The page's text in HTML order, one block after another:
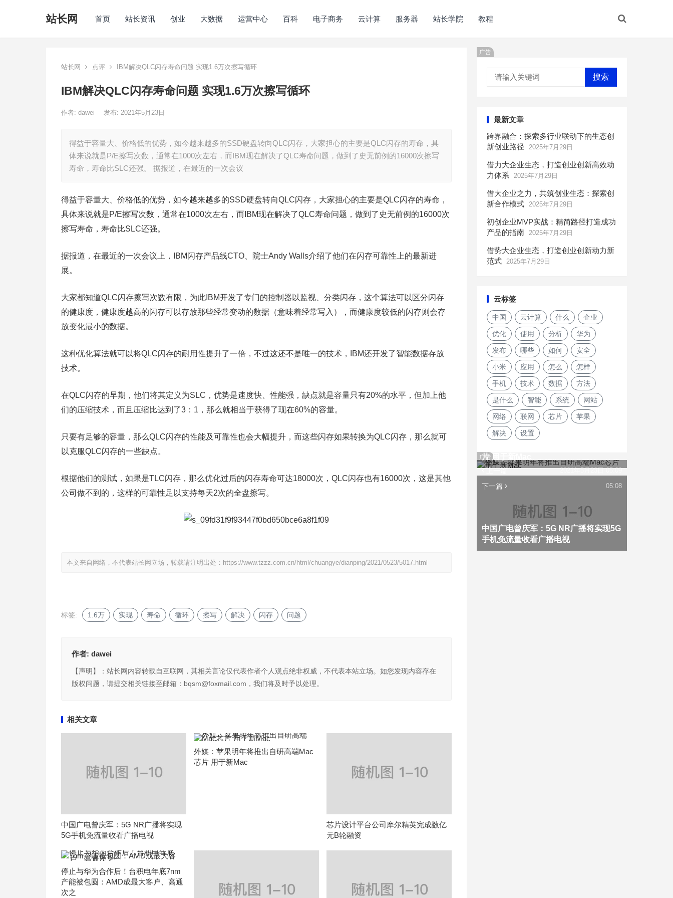
站长网 首页 站长资讯 创业 大数据 运营中心 百科 电子商务 云计算 服务器 站长学院 教程
站长网 点评 IBM解决QLC闪存寿命问题 实现1.6万次擦写循环
IBM解决QLC闪存寿命问题 实现1.6万次擦写循环
作者: dawei 发布: 2021年5月23日
得益于容量大、价格低的优势，如今越来越多的SSD硬盘转向QLC闪存，大家担心的主要是QLC闪存的寿命，具
体来说就是P/E擦写次数，通常在1000次左右，而IBM现在解决了QLC寿命问题，做到了史无前例的16000次擦写
寿命，寿命比SLC还强。 据报道，在最近的一次会议
得益于容量大、价格低的优势，如今越来越多的SSD硬盘转向QLC闪存，大家担心的主要是QLC闪存的寿命，
具体来说就是P/E擦写次数，通常在1000次左右，而IBM现在解决了QLC寿命问题，做到了史无前例的16000次
擦写寿命，寿命比SLC还强。
据报道，在最近的一次会议上，IBM闪存产品线CTO、院士Andy Walls介绍了他们在闪存可靠性上的最新进
展。
大家都知道QLC闪存擦写次数有限，为此IBM开发了专门的控制器以监视、分类闪存，这个算法可以区分闪存
的健康度，健康度越高的闪存可以存放那些经常变动的数据（意味着经常写入），而健康度较低的闪存则会存
放变化最小的数据。
这种优化算法就可以将QLC闪存的耐用性提升了一倍，不过这还不是唯一的技术，IBM还开发了智能数据存放
技术。
在QLC闪存的早期，他们将其定义为SLC，优势是速度快、性能强，缺点就是容量只有20%的水平，但加上他
们的压缩技术，而且压缩比达到了3：1，那么就相当于获得了现在60%的容量。
只要有足够的容量，那么QLC闪存的性能及可靠性也会大幅提升，而这些闪存如果转换为QLC闪存，那么就可
以克服QLC闪存的一些缺点。
根据他们的测试，如果是TLC闪存，那么优化过后的闪存寿命可达18000次，QLC闪存也有16000次，这是其他
公司做不到的，这样的可靠性足以支持每天2次的全盘擦写。
本文来自网络，不代表站长网立场，转载请注明出处： https://www.tzzz.com.cn/html/chuangye/dianping/2021/0523/5017.html
标签: 1.6万 实现 寿命 循环 擦写 解决 闪存 问题
作者: dawei
【声明】：站长网内容转载自互联网，其相关言论仅代表作者个人观点绝非权威，不代表本站立场。如您发现内容存在
版权问题，请提交相关链接至邮箱：bqsm@foxmail.com，我们将及时予以处理。
相关文章
中国广电曾庆军：5G NR广播将实现
5G手机免流量收看广播电视
外媒：苹果明年将推出自研高端Mac
芯片 用于新Mac
芯片设计平台公司摩尔精英完成数亿
元B轮融资
停止与华为合作后！台积电年底7nm
产能被包圆：AMD成最大客户、高通
次之
广告
搜索
最新文章
跨界融合：探索多行业联动下的生态创
新创业路径
2025年7月29日
借力大企业生态，打造创业创新高效动
力体系
2025年7月29日
借大企业之力，共筑创业生态：探索创
新合作模式 2025年7月29日
初创企业MVP实战：精简路径打造成功
产品的指南 2025年7月29日
借势大企业生态，打造创业创新动力新
范式 2025年7月29日
云标签
中国 云计算 什么 企业
优化 使用 分析 华为
发布 哪些 如何 安全
小米 应用 怎么 怎样
手机 技术 数据 方法
是什么 智能 系统 网站
网络 联网 芯片 苹果
解决 设置
广告
上一篇
片 用于新Mac
2021年5月23日 05:09
下一篇
中国广电曾庆军：5G NR广播将实现5G
手机免流量收看广播电视
05:08